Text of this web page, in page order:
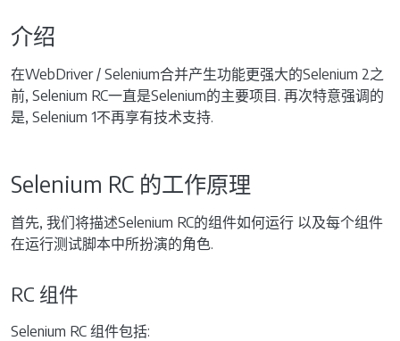
介绍
在WebDriver / Selenium合并产生功能更强大的Selenium 2之
前, Selenium RC一直是Selenium的主要项目. 再次特意强调的
是, Selenium 1不再享有技术支持.
Selenium RC 的工作原理
首先, 我们将描述Selenium RC的组件如何运行 以及每个组件
在运行测试脚本中所扮演的角色.
RC 组件
Selenium RC 组件包括: